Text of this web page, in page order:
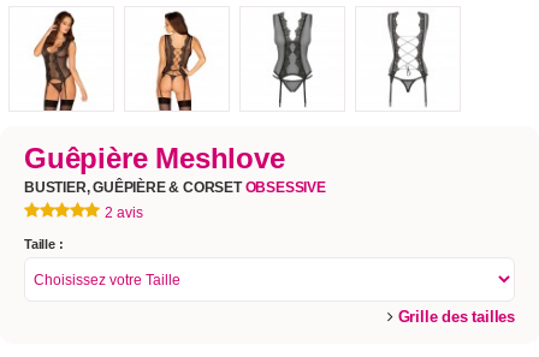
Guêpière Meshlove
BUSTIER, GUÊPIÈRE & CORSETOBSESSIVE
2 avis
Taille :
Grille des tailles